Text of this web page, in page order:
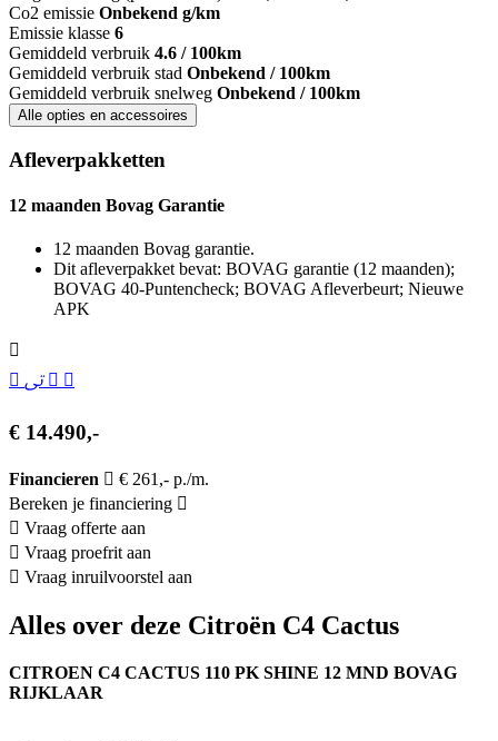
Co2 emissie Onbekend g/km
Emissie klasse 6
Gemiddeld verbruik 4.6 / 100km
Gemiddeld verbruik stad Onbekend / 100km
Gemiddeld verbruik snelweg Onbekend / 100km
Alle opties en accessoires
Afleverpakketten
12 maanden Bovag Garantie
12 maanden Bovag garantie.
Dit afleverpakket bevat: BOVAG garantie (12 maanden);
BOVAG 40-Puntencheck; BOVAG Afleverbeurt; Nieuwe
APK
€ 14.490,-
Financieren
€ 261,- p./m.
Bereken je financiering
Vraag offerte aan
Vraag proefrit aan
Vraag inruilvoorstel aan
Alles over deze Citroën C4 Cactus
CITROEN C4 CACTUS 110 PK SHINE 12 MND BOVAG
RIJKLAAR